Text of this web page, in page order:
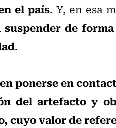
el país. Y, en esa
suspender de
.
ponerse en
del artefacto y
cuyo valor de